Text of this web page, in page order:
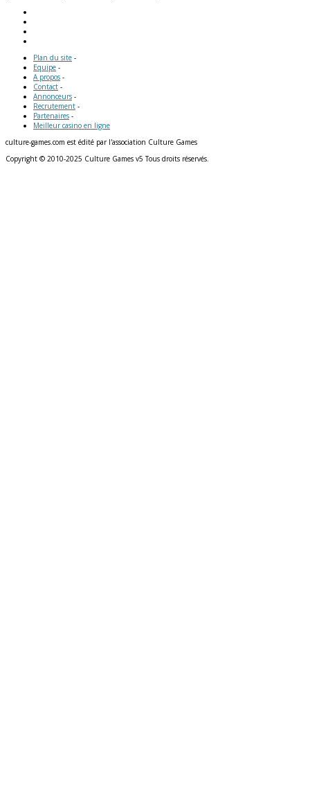
Plan du site -
Equipe -
A propos -
Contact -
Annonceurs -
Recrutement -
Partenaires -
Meilleur casino en ligne
culture-games.com est édité par l'association Culture Games
Copyright © 2010-2025 Culture Games v5 Tous droits réservés.